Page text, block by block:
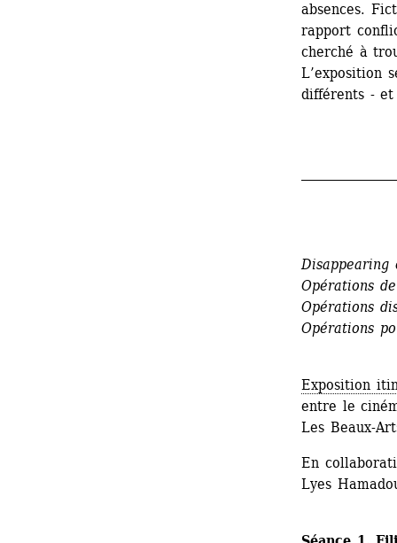
absences.
rapport
cherché à
L’exposition
différents - et
Disappearing
Opérations
Opérations
Opérations
Exposition
entre le
Les Beaux-
En
Lyes